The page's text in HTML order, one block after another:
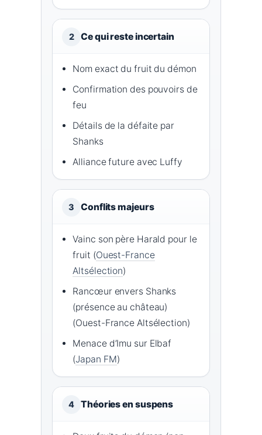
2 Ce qui reste incertain
Nom exact du fruit du démon
Confirmation des pouvoirs de
feu
Détails de la défaite par
Shanks
Alliance future avec Luffy
3 Conflits majeurs
Vainc son père Harald pour le
fruit (Ouest-France
Altsélection)
Rancœur envers Shanks
(présence au château)
(Ouest-France Altsélection)
Menace d’Imu sur Elbaf
(Japan FM)
4 Théories en suspens